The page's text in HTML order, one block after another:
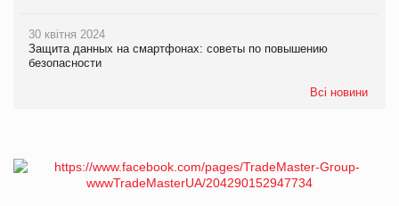
30 квітня 2024
Защита данных на смартфонах: советы по повышению
безопасности
Всі новини